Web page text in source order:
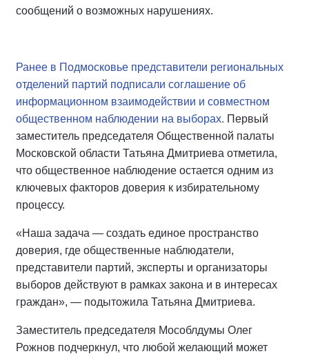
сообщений о возможных нарушениях.
Ранее в Подмосковье представители региональных
отделений партий подписали соглашение об
информационном взаимодействии и совместном
общественном наблюдении на выборах. Первый
заместитель председателя Общественной палаты
Московской области Татьяна Дмитриева отметила,
что общественное наблюдение остается одним из
ключевых факторов доверия к избирательному
процессу.
«Наша задача — создать единое пространство
доверия, где общественные наблюдатели,
представители партий, эксперты и организаторы
выборов действуют в рамках закона и в интересах
граждан», — подытожила Татьяна Дмитриева.
Заместитель председателя Мособлдумы Олег
Рожнов подчеркнул, что любой желающий может